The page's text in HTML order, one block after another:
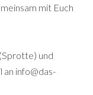
mit Euch
und
info@das-